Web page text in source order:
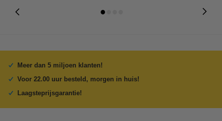
Meer dan 5 miljoen klanten!
Voor 22.00 uur besteld, morgen in huis!
Laagsteprijsgarantie!